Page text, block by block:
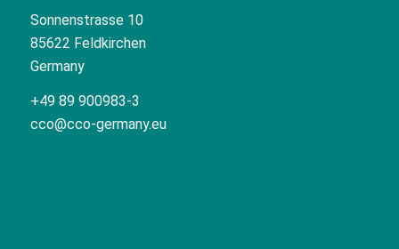
Sonnenstrasse 10
85622 Feldkirchen
Germany
+49 89 900983-3
cco@cco-germany.eu